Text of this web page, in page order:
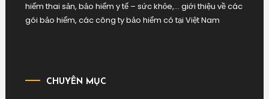
hiểm thai sản, bảo hiểm y tế – sức khỏe,… giới thiệu về các
gói bảo hiểm, các công ty bảo hiểm có tại Việt Nam
CHUYÊN MỤC